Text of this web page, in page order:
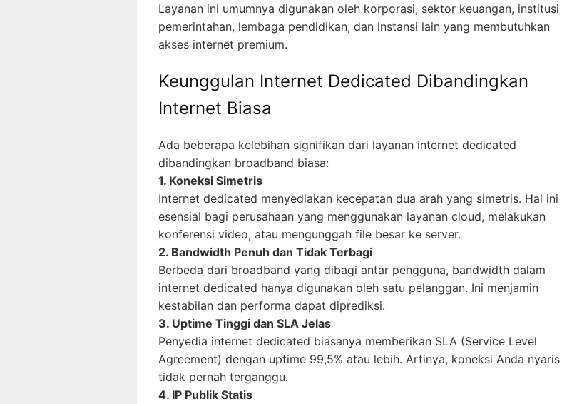
Layanan ini umumnya digunakan oleh korporasi, sektor keuangan, institusi
pemerintahan, lembaga pendidikan, dan instansi lain yang membutuhkan
akses internet premium.
Keunggulan Internet Dedicated Dibandingkan
Internet Biasa
Ada beberapa kelebihan signifikan dari layanan internet dedicated
dibandingkan broadband biasa:
1. Koneksi Simetris
Internet dedicated menyediakan kecepatan dua arah yang simetris. Hal ini
esensial bagi perusahaan yang menggunakan layanan cloud, melakukan
konferensi video, atau mengunggah file besar ke server.
2. Bandwidth Penuh dan Tidak Terbagi
Berbeda dari broadband yang dibagi antar pengguna, bandwidth dalam
internet dedicated hanya digunakan oleh satu pelanggan. Ini menjamin
kestabilan dan performa dapat diprediksi.
3. Uptime Tinggi dan SLA Jelas
Penyedia internet dedicated biasanya memberikan SLA (Service Level
Agreement) dengan uptime 99,5% atau lebih. Artinya, koneksi Anda nyaris
tidak pernah terganggu.
4. IP Publik Statis